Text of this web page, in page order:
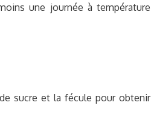
une journée à température
sucre et la fécule pour obtenir